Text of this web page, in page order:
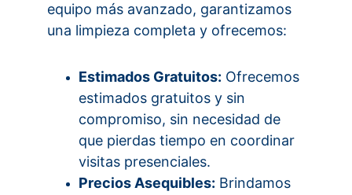
equipo más avanzado, garantizamos
una limpieza completa y ofrecemos:
Estimados Gratuitos: Ofrecemos
estimados gratuitos y sin
compromiso, sin necesidad de
que pierdas tiempo en coordinar
visitas presenciales.
Precios Asequibles: Brindamos